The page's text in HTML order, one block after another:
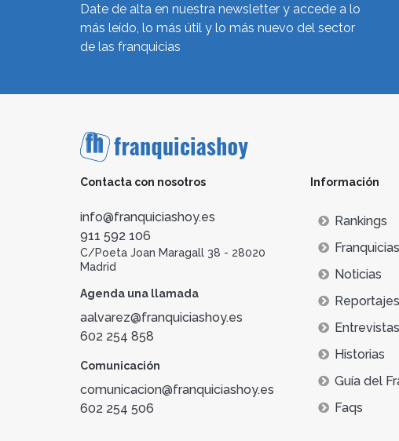
Date de alta en nuestra newsletter y accede a lo
más leído, lo más útil y lo más nuevo del sector
de las franquicias
Contacta con nosotros
info@franquiciashoy.es
911 592 106
C/Poeta Joan Maragall 38 - 28020
Madrid
Agenda una llamada
aalvarez@franquiciashoy.es
602 254 858
Comunicación
comunicacion@franquiciashoy.es
602 254 506
Información
Rankings
Noticias
Reportajes
Entrevistas
Historias
Guía del
Faqs